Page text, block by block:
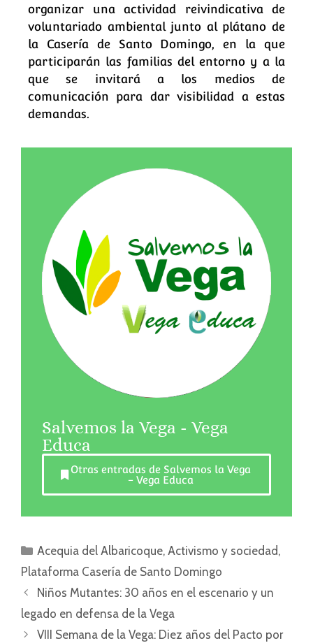
organizar una actividad reivindicativa de
voluntariado ambiental junto al plátano de
la Casería de Santo Domingo, en la que
participarán las familias del entorno y a la
que se invitará a los medios de
comunicación para dar visibilidad a estas
demandas.
Salvemos la Vega - Vega
Educa
Otras entradas de Salvemos la Vega
- Vega Educa
Acequia del Albaricoque,Activismo y sociedad,
Plataforma Casería de Santo Domingo
Niños Mutantes: 30 años en el escenario y un
legado en defensa de la Vega
VIII Semana de la Vega: Diez años del Pacto por